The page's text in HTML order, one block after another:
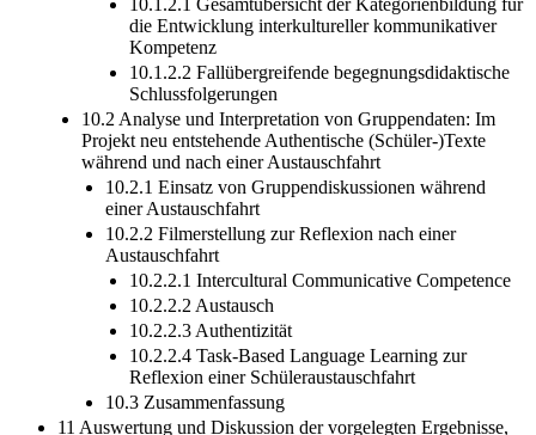
10.1.2.1 Gesamtübersicht der Kategorienbildung für
die Entwicklung interkultureller kommunikativer
Kompetenz
10.1.2.2 Fallübergreifende begegnungsdidaktische
Schlussfolgerungen
10.2 Analyse und Interpretation von Gruppendaten: Im
Projekt neu entstehende Authentische (Schüler-)Texte
während und nach einer Austauschfahrt
10.2.1 Einsatz von Gruppendiskussionen während
einer Austauschfahrt
10.2.2 Filmerstellung zur Reflexion nach einer
Austauschfahrt
10.2.2.1 Intercultural Communicative Competence
10.2.2.2 Austausch
10.2.2.3 Authentizität
10.2.2.4 Task-Based Language Learning zur
Reflexion einer Schüleraustauschfahrt
10.3 Zusammenfassung